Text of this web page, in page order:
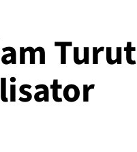
Turut